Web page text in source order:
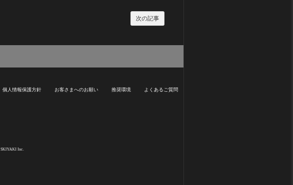
次の記事
個人情報保護方針 お客さまへのお願い 推奨環境 よくあるご質問
SKIYAKI Inc.